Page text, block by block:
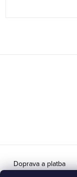
Doprava a platba